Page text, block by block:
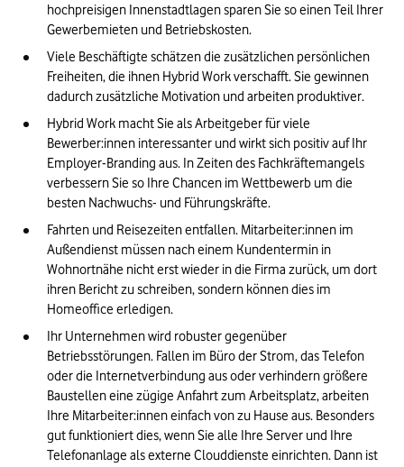
hochpreisigen Innenstadtlagen sparen Sie so einen Teil Ihrer
Gewerbemieten und Betriebskosten.
Viele Beschäftigte schätzen die zusätzlichen persönlichen
Freiheiten, die ihnen Hybrid Work verschafft. Sie gewinnen
dadurch zusätzliche Motivation und arbeiten produktiver.
Hybrid Work macht Sie als Arbeitgeber für viele
Bewerber:innen interessanter und wirkt sich positiv auf Ihr
Employer-Branding aus. In Zeiten des Fachkräftemangels
verbessern Sie so Ihre Chancen im Wettbewerb um die
besten Nachwuchs- und Führungskräfte.
Fahrten und Reisezeiten entfallen. Mitarbeiter:innen im
Außendienst müssen nach einem Kundentermin in
Wohnortnähe nicht erst wieder in die Firma zurück, um dort
ihren Bericht zu schreiben, sondern können dies im
Homeoffice erledigen.
Ihr Unternehmen wird robuster gegenüber
Betriebsstörungen. Fallen im Büro der Strom, das Telefon
oder die Internetverbindung aus oder verhindern größere
Baustellen eine zügige Anfahrt zum Arbeitsplatz, arbeiten
Ihre Mitarbeiter:innen einfach von zu Hause aus. Besonders
gut funktioniert dies, wenn Sie alle Ihre Server und Ihre
Telefonanlage als externe Clouddienste einrichten. Dann ist